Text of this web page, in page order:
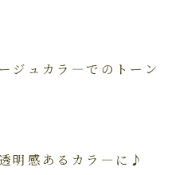
ジュカラ―でのトーン
明感あるカラ―に♪